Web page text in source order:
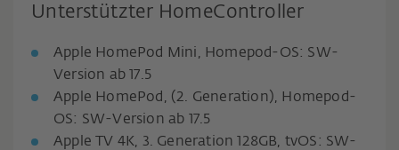
Unterstützter HomeController
Apple HomePod Mini, Homepod-OS: SW-
Version ab 17.5
Apple HomePod, (2. Generation), Homepod-
OS: SW-Version ab 17.5
Apple TV 4K, 3. Generation 128GB, tvOS: SW-